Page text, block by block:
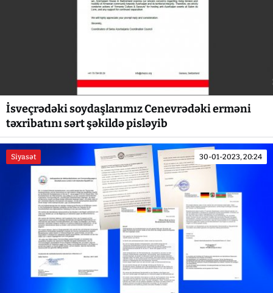
İsveçrədəki soydaşlarımız Cenevrədəki erməni
təxribatını sərt şəkildə pisləyib
Siyasət 30-01-2023, 20:24